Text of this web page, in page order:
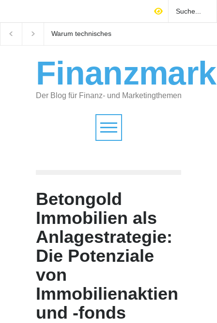
Mitarbeiter finden
Der Blog für Finanz- und Marketingthemen
Betongold
Immobilien als
Anlagestrategie:
Die Potenziale
von
Immobilienaktien
und -fonds